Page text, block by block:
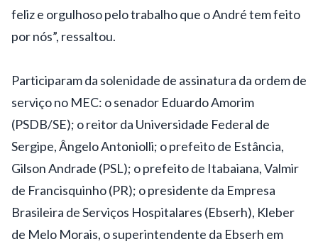
feliz e orgulhoso pelo trabalho que o André tem feito
por nós”, ressaltou.
Participaram da solenidade de assinatura da ordem de
serviço no MEC: o senador Eduardo Amorim
(PSDB/SE); o reitor da Universidade Federal de
Sergipe, Ângelo Antoniolli; o prefeito de Estância,
Gilson Andrade (PSL); o prefeito de Itabaiana, Valmir
de Francisquinho (PR); o presidente da Empresa
Brasileira de Serviços Hospitalares (Ebserh), Kleber
de Melo Morais, o superintendente da Ebserh em